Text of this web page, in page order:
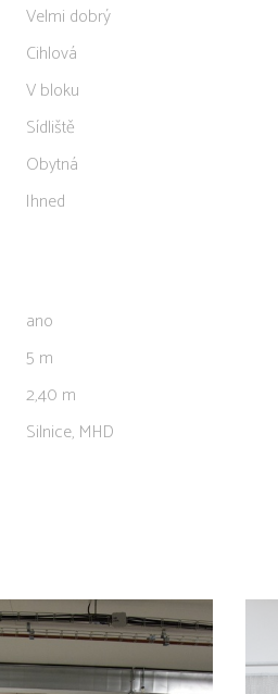
Velmi dobrý
Cihlová
V bloku
Sídliště
Obytná
Ihned
ano
5 m
2,40 m
Silnice, MHD